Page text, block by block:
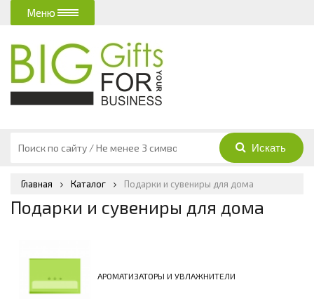
Меню
Главная Каталог Подарки и сувениры для дома
Подарки и сувениры для дома
АРОМАТИЗАТОРЫ И УВЛАЖНИТЕЛИ